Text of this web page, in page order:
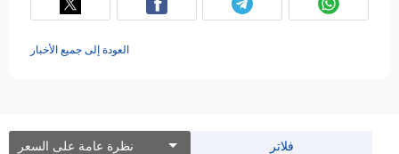
العودة إلى جميع الأخبار
نظرة عامة على السعر فلاتر